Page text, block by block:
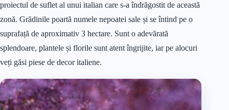
proiectul de suflet al unui italian care s-a îndrăgostit de această
zonă. Grădinile poartă numele nepoatei sale și se întind pe o
suprafață de aproximativ 3 hectare. Sunt o adevărată
splendoare, plantele și florile sunt atent îngrijite, iar pe alocuri
veți găsi piese de decor italiene.